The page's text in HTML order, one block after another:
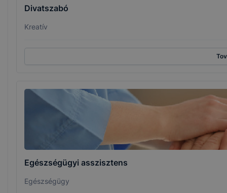
Divatszabó
Kreatív
Egészségügyi asszisztens
Egészségügy